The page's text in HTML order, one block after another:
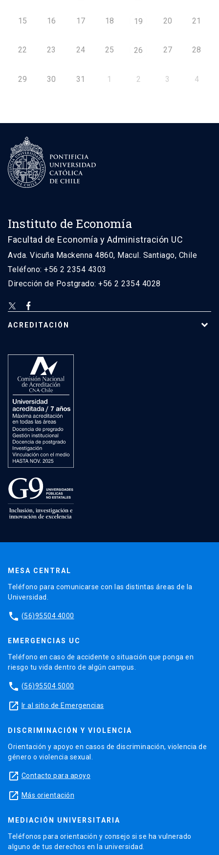
15 16 17 18 19 20 21
22 23 24 25 26 27 28
29 30 31 1 2 3 4
Instituto de Economía
Facultad de Economía y Administración UC
Avda. Vicuña Mackenna 4860, Macul. Santiago, Chile
Teléfono: +56 2 2354 4303
Dirección de Postgrado: +56 2 2354 4028
ACREDITACIÓN
MESA CENTRAL
Teléfono para comunicarse con las distintas áreas de la
Universidad.
phone (56)95504 4000
EMERGENCIAS UC
Teléfono en caso de accidente o situación que ponga en
riesgo tu vida dentro de algún campus.
phone (56)95504 5000
launch Ir al sitio de Emergencias
DISCRIMINACIÓN Y VIOLENCIA
Orientación y apoyo en casos de discriminación, violencia de
género o violencia sexual.
launch Contacto para apoyo
launch Más orientación
MEDIACIÓN UNIVERSITARIA
Teléfonos para orientación y consejo si se ha vulnerado
alguno de tus derechos en la universidad.